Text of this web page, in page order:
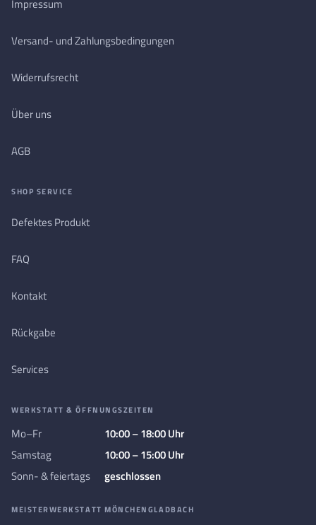
Impressum
Versand- und Zahlungsbedingungen
Widerrufsrecht
Über uns
AGB
SHOP SERVICE
Defektes Produkt
FAQ
Kontakt
Rückgabe
Services
WERKSTATT & ÖFFNUNGSZEITEN
Mo–Fr
10:00 – 18:00 Uhr
Samstag
10:00 – 15:00 Uhr
Sonn- & feiertags
geschlossen
MEISTERWERKSTATT MÖNCHENGLADBACH